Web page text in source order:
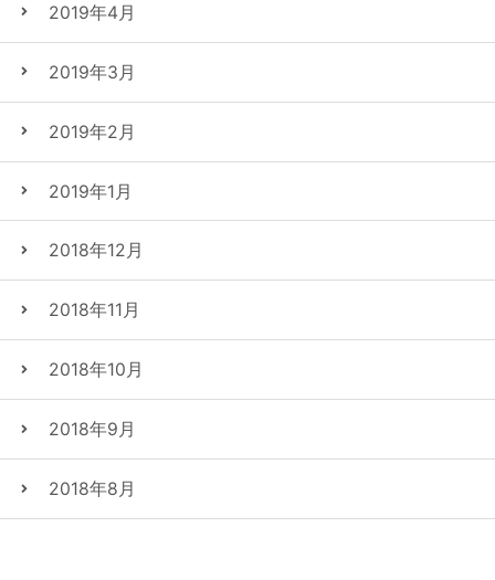
2019年4月
2019年3月
2019年2月
2019年1月
2018年12月
2018年11月
2018年10月
2018年9月
2018年8月